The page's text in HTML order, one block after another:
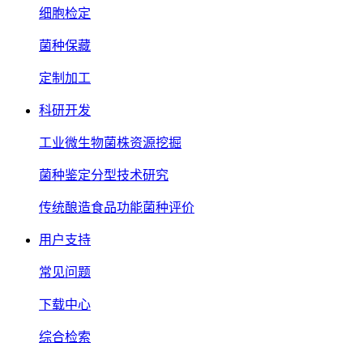
细胞检定
菌种保藏
定制加工
科研开发
工业微生物菌株资源挖掘
菌种鉴定分型技术研究
传统酿造食品功能菌种评价
用户支持
常见问题
下载中心
综合检索